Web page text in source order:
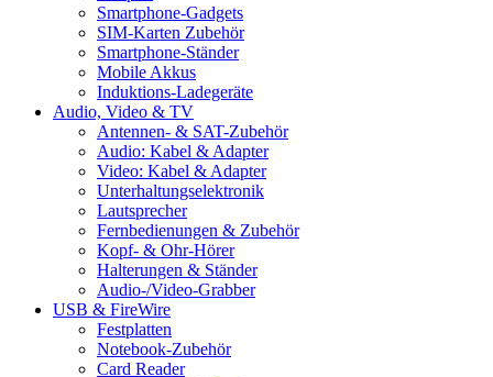
Smartphone-Gadgets
SIM-Karten Zubehör
Smartphone-Ständer
Mobile Akkus
Induktions-Ladegeräte
Audio, Video & TV
Antennen- & SAT-Zubehör
Audio: Kabel & Adapter
Video: Kabel & Adapter
Unterhaltungselektronik
Lautsprecher
Fernbedienungen & Zubehör
Kopf- & Ohr-Hörer
Halterungen & Ständer
Audio-/Video-Grabber
USB & FireWire
Festplatten
Notebook-Zubehör
Card Reader